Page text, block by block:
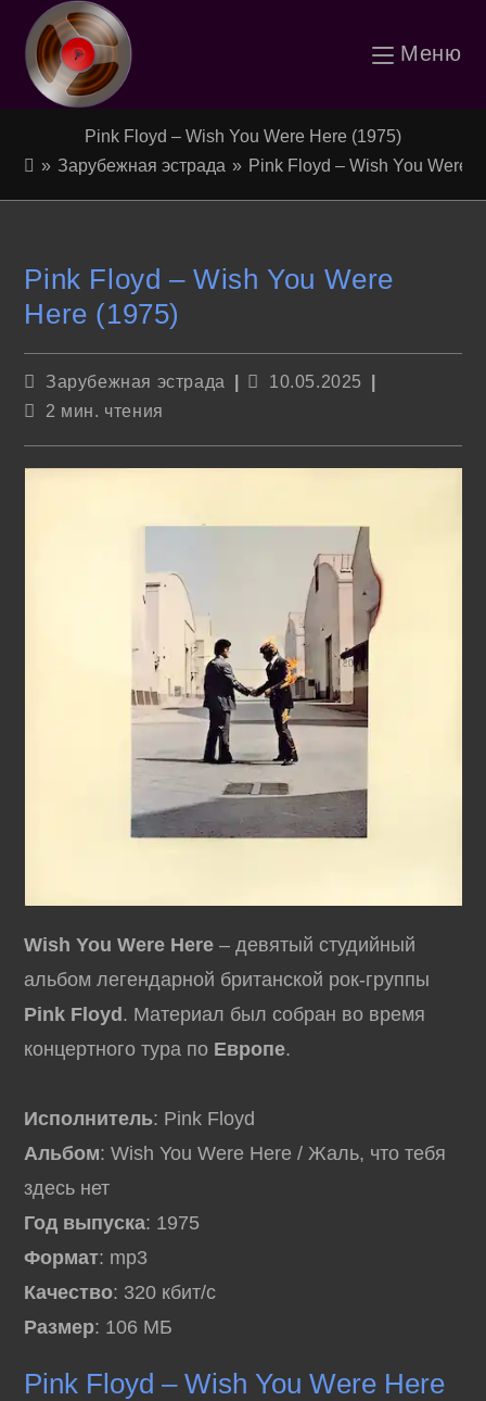
Перейти
содержимому
Меню
Pink Floyd – Wish You Were Here (1975)
» Зарубежная эстрада » Pink Floyd – Wish You Were
Pink Floyd – Wish You Were
Here (1975)
Рубрика
Зарубежная эстрада
Запись
10.05.2025
Время2 мин. чтения
Wish You Were Here – девятый студийный
альбом легендарной британской рок-группы
Pink Floyd . Материал был собран во время
концертного тура по Европе.
Исполнитель: Pink Floyd
Альбом: Wish You Were Here / Жаль, что тебя
здесь нет
Год выпуска: 1975
Формат: mp3
Качество: 320 кбит/с
Размер: 106 МБ
Pink Floyd – Wish You Were Here